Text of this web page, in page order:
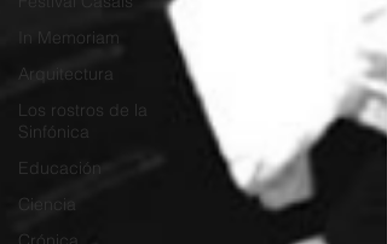
In Memoriam
Arquitectura
Los rostros de la
Sinfónica
Educación
Ciencia